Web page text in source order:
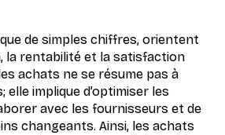
de simples chiffres, orientent
la rentabilité et la satisfaction
achats ne se résume pas à
elle implique d’optimiser les
avec les fournisseurs et de
changeants. Ainsi, les achats